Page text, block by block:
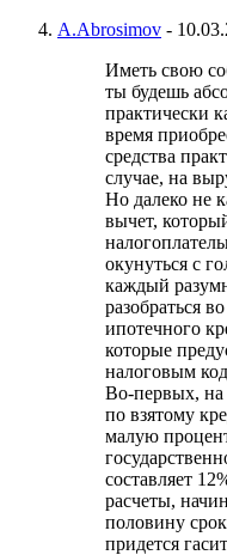
A.Abrosimov -
Иметь свою
ты будешь
практически
время
средства
случае, на
Но далеко не
вычет,
окунуться с
каждый
разобраться
ипотечного
которые
налоговым
Во-первых, на
по взятому
малую
составляет
расчеты,
половину
придется